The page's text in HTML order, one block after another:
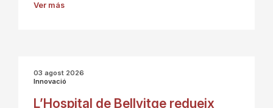
Ver más
03 agost 2026
Innovació
L’Hospital de Bellvitge redueix